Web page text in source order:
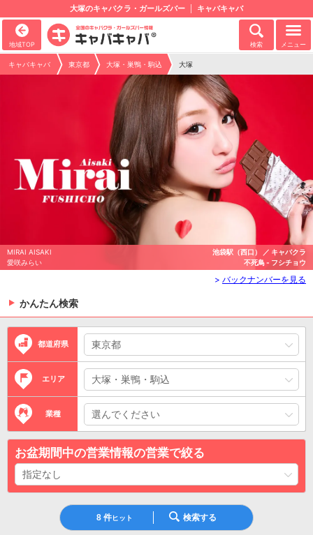
大塚のキャバクラ・ガールズバー キャバキャバ
地域TOP 検索 メニュー
キャバキャバ 東京都 大塚・巣鴨・駒込 大塚
クラ
ョウ
MAHIRO MIYASHITA
宮下まひろ
池袋駅（東口） ／ キ
Angel Feather - エンジェル
> バックナンバーを見る
かんたん検索
都道府県
エリア
業種
お盆期間中の営業情報の営業で絞る
8 件ヒット 検索する